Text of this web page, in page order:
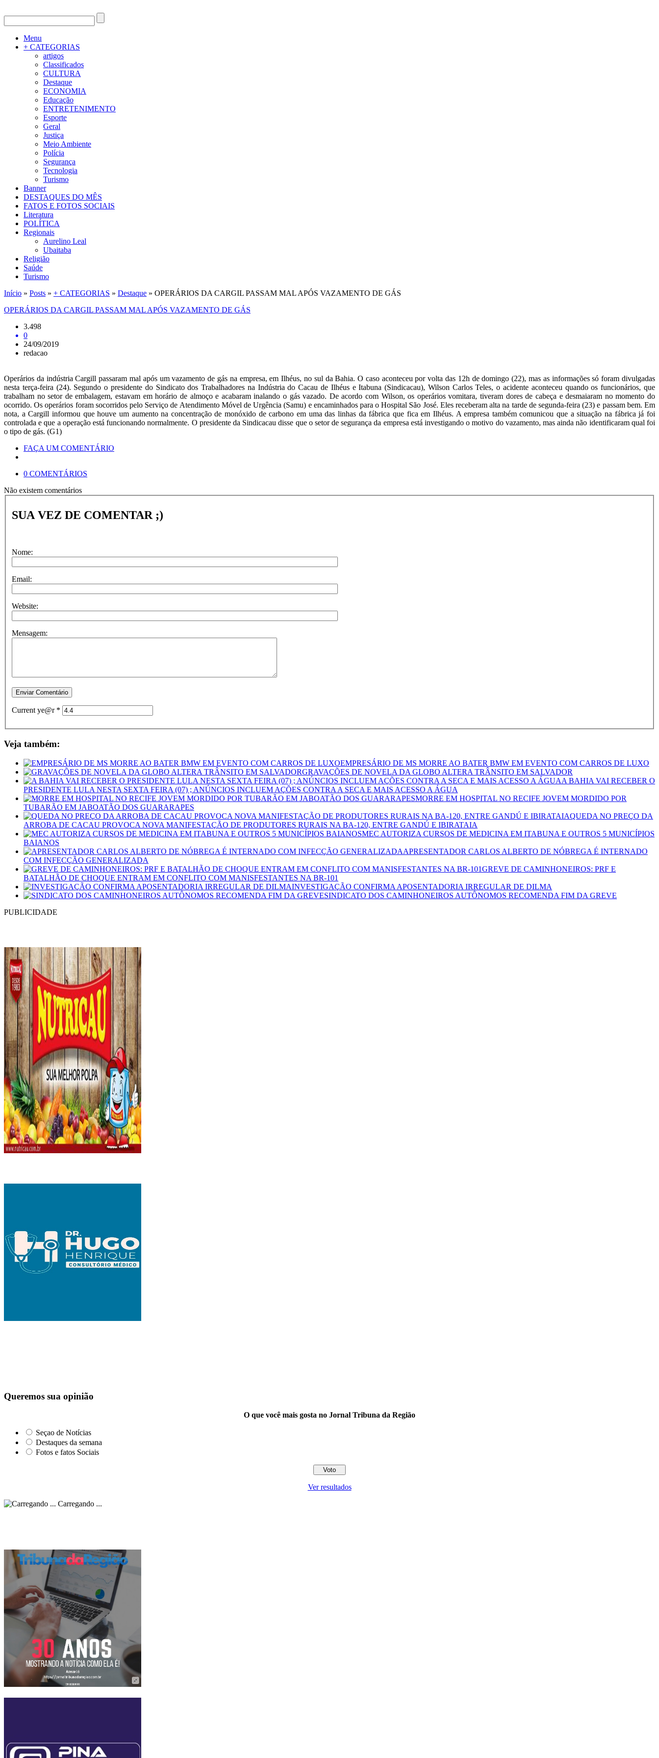
Menu
+ CATEGORIAS
artigos
Classificados
CULTURA
Destaque
ECONOMIA
Educação
ENTRETENIMENTO
Esporte
Geral
Justiça
Meio Ambiente
Polícia
Segurança
Tecnologia
Turismo
Banner
DESTAQUES DO MÊS
FATOS E FOTOS SOCIAIS
Literatura
POLÍTICA
Regionais
Aurelino Leal
Ubaitaba
Religião
Saúde
Turismo
Início » Posts » + CATEGORIAS » Destaque » OPERÁRIOS DA CARGIL PASSAM MAL APÓS VAZAMENTO DE GÁS
OPERÁRIOS DA CARGIL PASSAM MAL APÓS VAZAMENTO DE GÁS
3.498
0
24/09/2019
redacao
Operários da indústria Cargill passaram mal após um vazamento de gás na empresa, em Ilhéus, no sul da Bahia. O caso aconteceu por volta das 12h de domingo (22), mas as informações só foram divulgadas
nesta terça-feira (24). Segundo o presidente do Sindicato dos Trabalhadores na Indústria do Cacau de Ilhéus e Itabuna (Sindicacau), Wilson Carlos Teles, o acidente aconteceu quando os funcionários, que
trabalham no setor de embalagem, estavam em horário de almoço e acabaram inalando o gás vazado. De acordo com Wilson, os operários vomitara, tiveram dores de cabeça e desmaiaram no momento do
ocorrido. Os operários foram socorridos pelo Serviço de Atendimento Móvel de Urgência (Samu) e encaminhados para o Hospital São José. Eles receberam alta na tarde de segunda-feira (23) e passam bem. Em
nota, a Cargill informou que houve um aumento na concentração de monóxido de carbono em uma das linhas da fábrica que fica em Ilhéus. A empresa também comunicou que a situação na fábrica já foi
controlada e que a operação está funcionando normalmente. O presidente da Sindicacau disse que o setor de segurança da empresa está investigando o motivo do vazamento, mas ainda não identificaram qual foi
o tipo de gás. (G1)
FAÇA UM COMENTÁRIO
0 COMENTÁRIOS
Não existem comentários
SUA VEZ DE COMENTAR ;)
Nome:
Email:
Website:
Mensagem:
Current ye@r *
Veja também:
EMPRESÁRIO DE MS MORRE AO BATER BMW EM EVENTO COM CARROS DE LUXO
GRAVAÇÕES DE NOVELA DA GLOBO ALTERA TRÂNSITO EM SALVADOR
A BAHIA VAI RECEBER O
PRESIDENTE LULA NESTA SEXTA FEIRA (07) ; ANÚNCIOS INCLUEM AÇÕES CONTRA A SECA E MAIS ACESSO A ÁGUA
MORRE EM HOSPITAL NO RECIFE JOVEM MORDIDO POR
TUBARÃO EM JABOATÃO DOS GUARARAPES
QUEDA NO PREÇO DA
ARROBA DE CACAU PROVOCA NOVA MANIFESTAÇÃO DE PRODUTORES RURAIS NA BA-120, ENTRE GANDÚ E IBIRATAIA
MEC AUTORIZA CURSOS DE MEDICINA EM ITABUNA E OUTROS 5 MUNICÍPIOS
BAIANOS
APRESENTADOR CARLOS ALBERTO DE NÓBREGA É INTERNADO
COM INFECÇÃO GENERALIZADA
GREVE DE CAMINHONEIROS: PRF E
BATALHÃO DE CHOQUE ENTRAM EM CONFLITO COM MANISFESTANTES NA BR-101
INVESTIGAÇÃO CONFIRMA APOSENTADORIA IRREGULAR DE DILMA
SINDICATO DOS CAMINHONEIROS AUTÔNOMOS RECOMENDA FIM DA GREVE
PUBLICIDADE
Queremos sua opinião
O que você mais gosta no Jornal Tribuna da Região
Seçao de Notícias
Destaques da semana
Fotos e fatos Sociais
Ver resultados
Carregando ...